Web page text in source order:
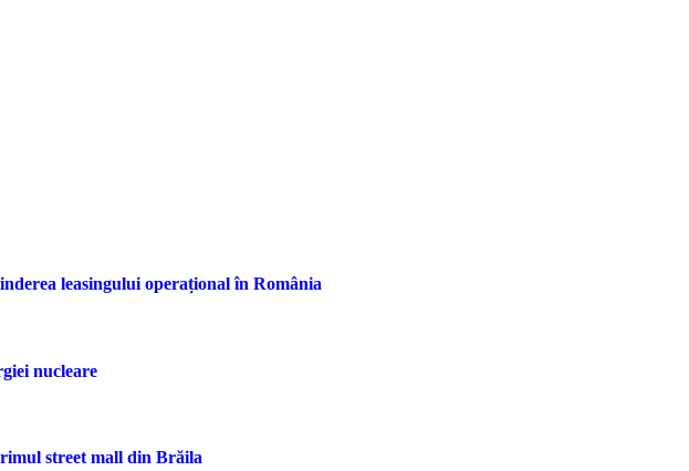
leasingului operațional în România
nucleare
street mall din Brăila